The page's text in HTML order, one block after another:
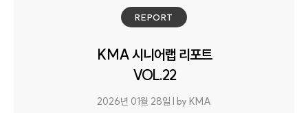
REPORT
KMA 시니어랩 리포트
VOL.22
2026년 01월 28일 l by KMA